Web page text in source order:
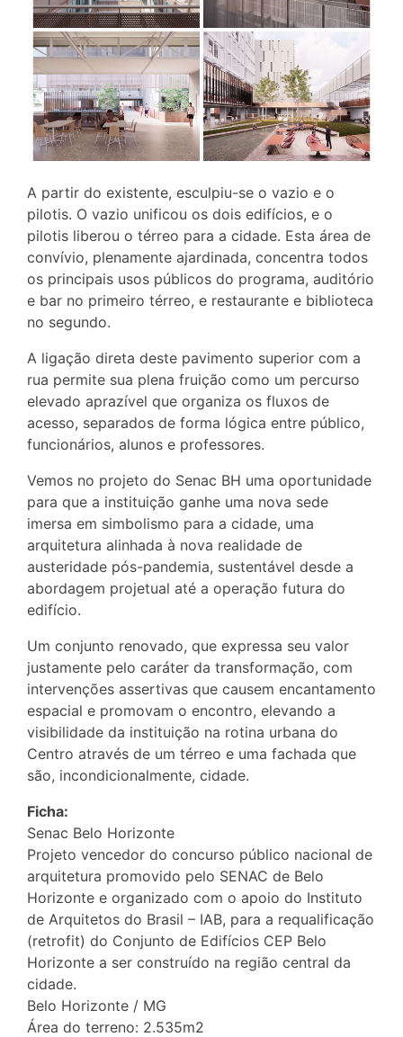
A partir do existente, esculpiu-se o vazio e o
pilotis. O vazio unificou os dois edifícios, e o
pilotis liberou o térreo para a cidade. Esta área de
convívio, plenamente ajardinada, concentra todos
os principais usos públicos do programa, auditório
e bar no primeiro térreo, e restaurante e biblioteca
no segundo.
A ligação direta deste pavimento superior com a
rua permite sua plena fruição como um percurso
elevado aprazível que organiza os fluxos de
acesso, separados de forma lógica entre público,
funcionários, alunos e professores.
Vemos no projeto do Senac BH uma oportunidade
para que a instituição ganhe uma nova sede
imersa em simbolismo para a cidade, uma
arquitetura alinhada à nova realidade de
austeridade pós-pandemia, sustentável desde a
abordagem projetual até a operação futura do
edifício.
Um conjunto renovado, que expressa seu valor
justamente pelo caráter da transformação, com
intervenções assertivas que causem encantamento
espacial e promovam o encontro, elevando a
visibilidade da instituição na rotina urbana do
Centro através de um térreo e uma fachada que
são, incondicionalmente, cidade.
Ficha:
Senac Belo Horizonte
Projeto vencedor do concurso público nacional de
arquitetura promovido pelo SENAC de Belo
Horizonte e organizado com o apoio do Instituto
de Arquitetos do Brasil – IAB, para a requalificação
(retrofit) do Conjunto de Edifícios CEP Belo
Horizonte a ser construído na região central da
cidade.
Belo Horizonte / MG
Área do terreno: 2.535m2